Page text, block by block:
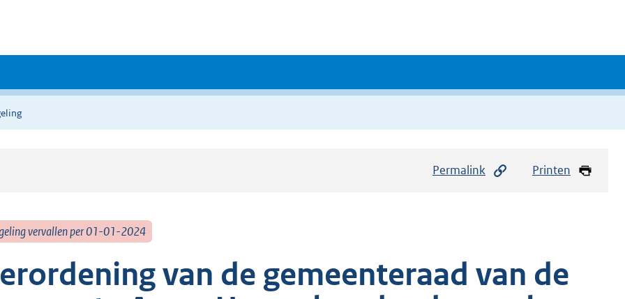
Permalink Printen
vervallen per 01-01-2024
van de gemeenteraad van de